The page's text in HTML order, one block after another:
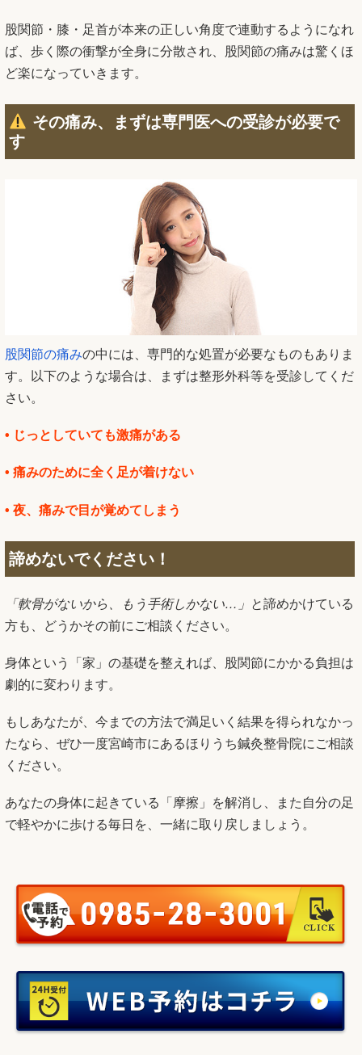
股関節・膝・足首が本来の正しい角度で連動するようになれ
ば、歩く際の衝撃が全身に分散され、股関節の痛みは驚くほ
ど楽になっていきます。
その痛み、まずは専門医への受診が必要で
す
股関節の痛みの中には、専門的な処置が必要なものもありま
す。以下のような場合は、まずは整形外科等を受診してくだ
さい。
• じっとしていても激痛がある
• 痛みのために全く足が着けない
• 夜、痛みで目が覚めてしまう
諦めないでください！
「軟骨がないから、もう手術しかない…」 と諦めかけている
方も、どうかその前にご相談ください。
身体という「家」の基礎を整えれば、股関節にかかる負担は
劇的に変わります。
もしあなたが、今までの方法で満足いく結果を得られなかっ
たなら、ぜひ一度宮崎市にあるほりうち鍼灸整骨院にご相談
ください。
あなたの身体に起きている「摩擦」を解消し、また自分の足
で軽やかに歩ける毎日を、一緒に取り戻しましょう。